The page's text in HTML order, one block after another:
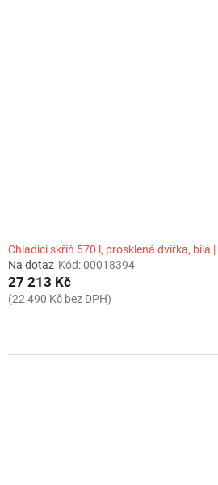
Chladicí skříň 570 l, prosklená dvířka, bílá |
Na dotaz Kód:00018394
27 213 Kč
(22 490 Kč bez DPH)